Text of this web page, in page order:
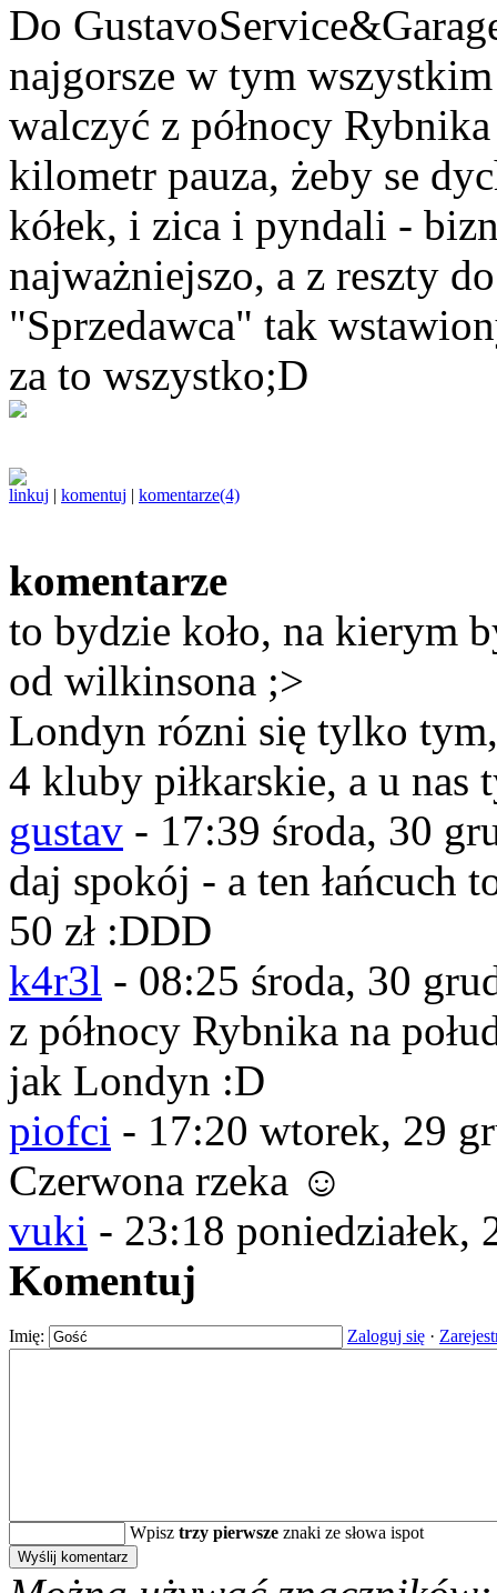
Do
najgorsze w tym
walczyć z północy
kilometr pauza, żeby se
kółek, i zica i pyndali -
najważniejszo, a z reszty
"Sprzedawca" tak
za to wszystko;D
linkuj | komentuj | komentarze(4)
komentarze
to bydzie koło, na kierym
od wilkinsona ;>
Londyn rózni się tylko
4 kluby piłkarskie, a u nas
gustav - 17:39 środa, 30
daj spokój - a ten łańcuch
50 zł :DDD
k4r3l - 08:25 środa, 30
z północy Rybnika na
jak Londyn :D
piofci - 17:20 wtorek, 29
Czerwona rzeka ☺
vuki - 23:18
Komentuj
Imię: Zaloguj się ·
Wpisz trzy pierwsze znaki ze słowa ispot